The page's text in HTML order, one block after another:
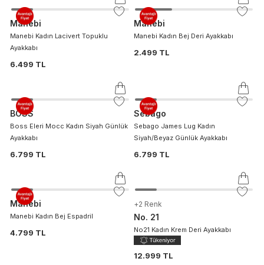
Manebi
Manebi Kadın Lacivert Topuklu
Ayakkabı
6.499 TL
Manebi
Manebi Kadın Bej Deri Ayakkabı
2.499 TL
BOSS
Boss Eleri Mocc Kadın Siyah Günlük
Ayakkabı
6.799 TL
Sebago
Sebago James Lug Kadın
Siyah/Beyaz Günlük Ayakkabı
6.799 TL
Manebi
Manebi Kadın Bej Espadril
4.799 TL
+2 Renk
No. 21
No21 Kadın Krem Deri Ayakkabı
12.999 TL